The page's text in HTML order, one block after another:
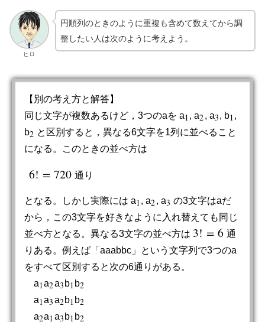
ヒロ
円順列のときのように重複も含めて数えてから調
整したい人は次のように考えよう。
【別の考え方と解答】
同じ文字が複数あるけど，3つのaを a11, a2
2 , a3
3, b1
1 ,
b2
2 と区別すると，異なる6文字を1列に並べること
になる。このときの並べ方は
6! = 720 通 り
6 =720 通り
となる。しかし実際には a11, a2
2 , a3
3 の3文字はaだ
から，この3文字を好きなように入れ替えても同じ
並べ方となる。異なる3文字の並べ方は 3! = 6
3!= 6
通
りある。例えば「aaabbc」という文字列で3つのa
をすべて区別すると次の6通りがある。
a11a2
2a3
3 b1
1 b2
2
a11a3
3a2
2 b1
1 b2
2
a2
2a11a3
3 b1
1 b2
2